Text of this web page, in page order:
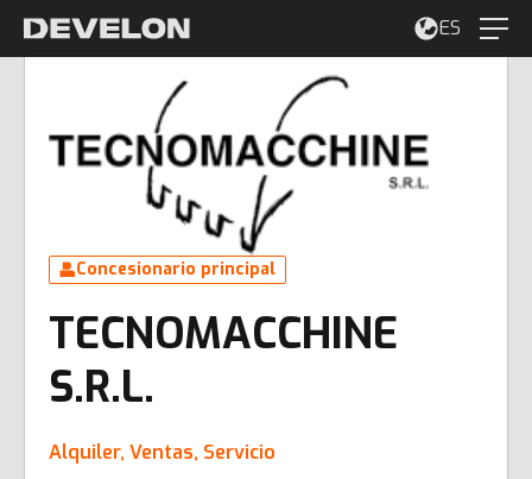
ES
Concesionario principal
TECNOMACCHINE
S.R.L.
Alquiler, Ventas, Servicio